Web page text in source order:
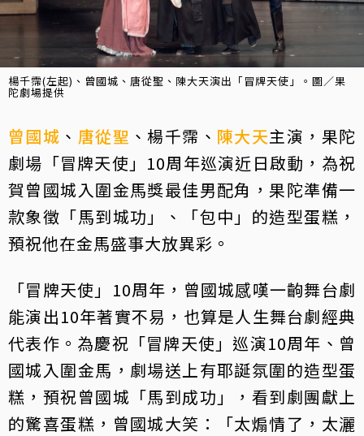
楊千霈(左起)、曾國城、唐從聖、陳大天演出「冒牌天使」。圖／果
陀劇場提供
曾國城 、 唐從聖 、楊千霈、 陳大天主演，果陀
劇場「冒牌天使」10周年巡演近日啟動，為祝
賀曾國城入圍金馬獎最佳男配角，果陀準備一
款象徵「馬到城功」、「包中」的造型蛋糕，
預祝他在金馬盛事大放異彩。
「冒牌天使」10周年，曾國城感嘆一齣舞台劇
能演出10年著實不易，也算是人生舞台劇經典
代表作。為慶祝「冒牌天使」巡演10周年、曾
國城入圍金馬，劇場送上有耶誕氛圍的造型蛋
糕，預祝曾國城「馬到成功」，看到劇團獻上
的驚喜蛋糕，曾國城大笑：「太煽情了，太灑